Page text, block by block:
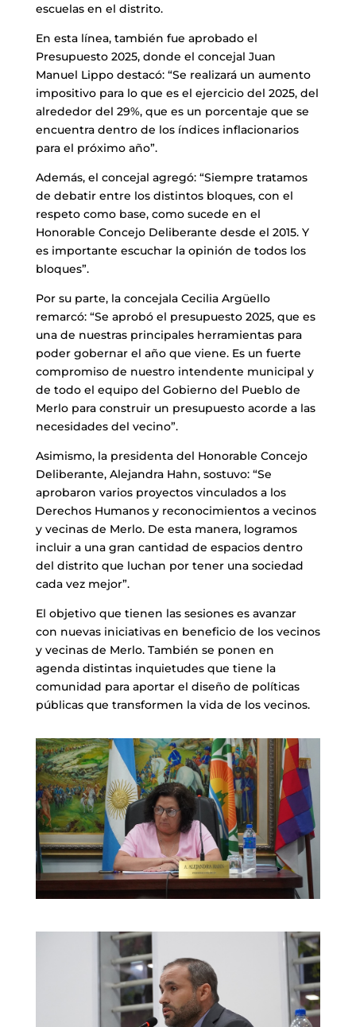
escuelas en el distrito.
En esta línea, también fue aprobado el
Presupuesto 2025, donde el concejal Juan
Manuel Lippo destacó: “Se realizará un aumento
impositivo para lo que es el ejercicio del 2025, del
alrededor del 29%, que es un porcentaje que se
encuentra dentro de los índices inflacionarios
para el próximo año”.
Además, el concejal agregó: “Siempre tratamos
de debatir entre los distintos bloques, con el
respeto como base, como sucede en el
Honorable Concejo Deliberante desde el 2015. Y
es importante escuchar la opinión de todos los
bloques”.
Por su parte, la concejala Cecilia Argüello
remarcó: “Se aprobó el presupuesto 2025, que es
una de nuestras principales herramientas para
poder gobernar el año que viene. Es un fuerte
compromiso de nuestro intendente municipal y
de todo el equipo del Gobierno del Pueblo de
Merlo para construir un presupuesto acorde a las
necesidades del vecino”.
Asimismo, la presidenta del Honorable Concejo
Deliberante, Alejandra Hahn, sostuvo: “Se
aprobaron varios proyectos vinculados a los
Derechos Humanos y reconocimientos a vecinos
y vecinas de Merlo. De esta manera, logramos
incluir a una gran cantidad de espacios dentro
del distrito que luchan por tener una sociedad
cada vez mejor”.
El objetivo que tienen las sesiones es avanzar
con nuevas iniciativas en beneficio de los vecinos
y vecinas de Merlo. También se ponen en
agenda distintas inquietudes que tiene la
comunidad para aportar el diseño de políticas
públicas que transformen la vida de los vecinos.